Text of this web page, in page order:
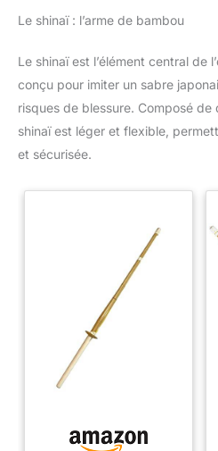
Le shinaï : l’arme de bambou
Le shinaï est l’élément central de
conçu pour imiter un sabre
risques de blessure. Composé
shinaï est léger et flexible,
et sécurisée.